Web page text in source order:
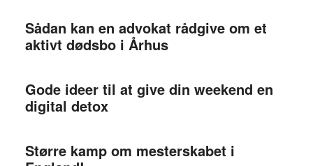
Sådan kan en advokat rådgive om et
aktivt dødsbo i Århus
Gode ideer til at give din weekend en
digital detox
Større kamp om mesterskabet i